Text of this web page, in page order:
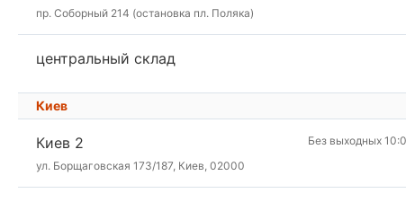
пр. Соборный 214 (остановка пл. Поляка)
центральный склад
Киев
Киев 2
ул. Борщаговская 173/187, Киев, 02000
Без выходных